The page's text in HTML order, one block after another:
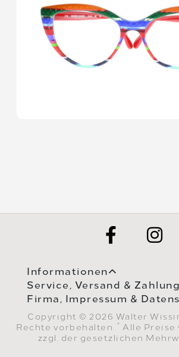
Informationen
Service, Versand & Zahlung
Firma, Impressum &
Copyright © 2026 Walter
Rechte vorbehalten.
* Alle Preise
zzgl. der gesetzlichen